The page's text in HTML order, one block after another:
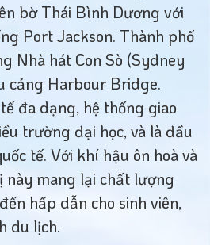
bờ Thái Bình Dương với
Port Jackson. Thành phố
Nhà hát Con Sò (Sydney
cảng Harbour Bridge.
đa dạng, hệ thống giao
trường đại học, và là đầu
tế. Với khí hậu ôn hoà và
mang lại chất lượng
hấp dẫn cho sinh viên,
du lịch.